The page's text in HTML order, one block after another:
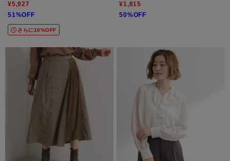
¥5,927
51%OFF
さらに10%OFF
¥1,815
50%OFF